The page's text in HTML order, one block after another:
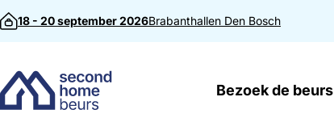
Direct naar inhoud
18 - 20 september 2026Brabanthallen Den Bosch
Bezoek de beurs